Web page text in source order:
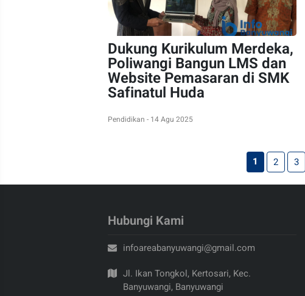
Dukung Kurikulum Merdeka,
Poliwangi Bangun LMS dan
Website Pemasaran di SMK
Safinatul Huda
Pendidikan - 14 Agu 2025
1 2 3
Hubungi Kami
infoareabanyuwangi@gmail.com
Jl. Ikan Tongkol, Kertosari, Kec.
Banyuwangi, Banyuwangi